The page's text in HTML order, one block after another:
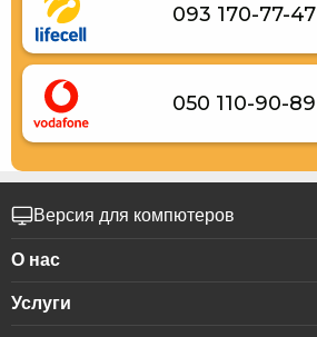
Газовая/электрическая плита
Духовка
Электрический чайник
Столовая
Размещение с животными (до 3 кг)
093 170-77-47
050 110-90-89
Версия для компютеров
О нас
О компании
Услуги